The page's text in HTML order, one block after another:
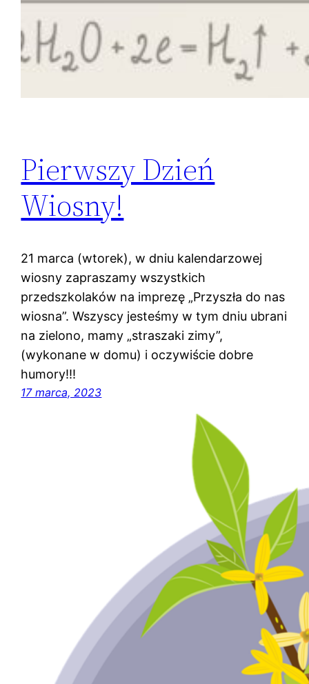
Pierwszy Dzień
Wiosny!
21 marca (wtorek), w dniu kalendarzowej
wiosny zapraszamy wszystkich
przedszkolaków na imprezę „Przyszła do nas
wiosna”. Wszyscy jesteśmy w tym dniu ubrani
na zielono, mamy „straszaki zimy”,
(wykonane w domu) i oczywiście dobre
humory!!!
17 marca, 2023